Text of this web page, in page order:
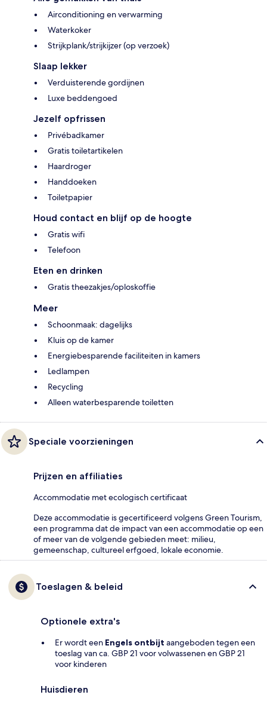
Airconditioning en verwarming
Waterkoker
Strijkplank/strijkijzer (op verzoek)
Slaap lekker
Verduisterende gordijnen
Luxe beddengoed
Jezelf opfrissen
Privébadkamer
Gratis toiletartikelen
Haardroger
Handdoeken
Toiletpapier
Houd contact en blijf op de hoogte
Gratis wifi
Telefoon
Eten en drinken
Gratis theezakjes/oploskoffie
Meer
Schoonmaak: dagelijks
Kluis op de kamer
Energiebesparende faciliteiten in kamers
Ledlampen
Recycling
Alleen waterbesparende toiletten
Speciale voorzieningen
Prijzen en affiliaties
Accommodatie met ecologisch certificaat
Deze accommodatie is gecertificeerd volgens Green Tourism,
een programma dat de impact van een accommodatie op een
of meer van de volgende gebieden meet: milieu,
gemeenschap, cultureel erfgoed, lokale economie.
Toeslagen & beleid
Optionele extra's
Er wordt een Engels ontbijt aangeboden tegen een
toeslag van ca. GBP 21 voor volwassenen en GBP 21
voor kinderen
Huisdieren